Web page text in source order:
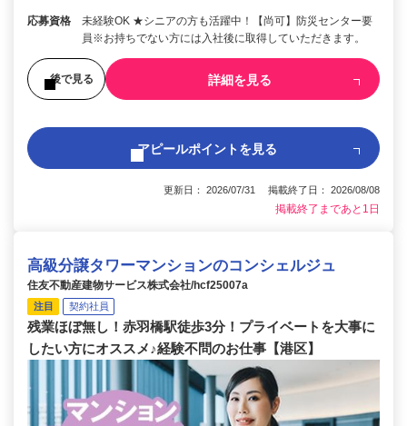
応募資格
未経験OK ★シニアの方も活躍中！【尚可】防災センター要
員※お持ちでない方には入社後に取得していただきます。
後で見る 詳細を見る
アピールポイントを見る
更新日： 2026/07/31 掲載終了日： 2026/08/08
掲載終了まであと1日
高級分譲タワーマンションのコンシェルジュ
住友不動産建物サービス株式会社/hcf25007a
注目 契約社員
残業ほぼ無し！赤羽橋駅徒歩3分！プライベートを大事に
したい方にオススメ♪経験不問のお仕事【港区】